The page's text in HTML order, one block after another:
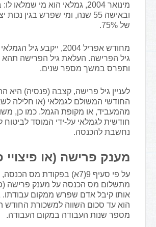
ובאישה 55 שנה, ומי שפרש בגין
של 75%.
מחודש אפריל 2004, ייקבע
גיל הפרישה. העלאת גיל הפרישה
ותפרס במשך מספר שנים.
לעניין גיל פרישה, קצבה (פנסיה) היא
החודשי המשולם לגמלאי (או חלילה
מהמעביד, או מקופת הגמל. כמו כן,
חודשית לגמלאי על-ידי המוסד לביטוח
נחשבת להכנסה.
מענק פרישה (או פיצויי
על פי סעיף 9(7א) בפקודת מס
מתשלום מס הכנסה על מענק פרישה
אותו קיבל אדם שפרש ממקום עבודתו.
הוא עד סכום השווה למשכורת החודש
מספר שנות העבודה במקום העבודה.